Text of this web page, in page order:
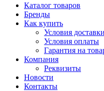
Каталог товаров
Бренды
Как купить
Условия доставки
Условия оплаты
Гарантия на
Компания
Реквизиты
Новости
Контакты